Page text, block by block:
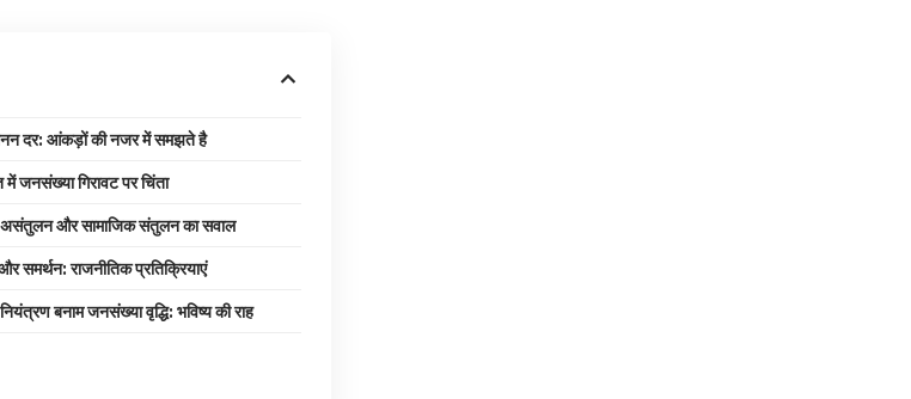
दर: आंकड़ों की नजर में समझते है
में जनसंख्या गिरावट पर चिंता
और सामाजिक संतुलन का सवाल
समर्थन: राजनीतिक प्रतिक्रियाएं
बनाम जनसंख्या वृद्धि: भविष्य की राह